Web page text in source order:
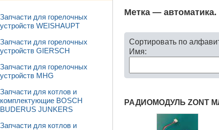
Запчасти для горелочных
устройств WEISHAUPT
Запчасти для горелочных
устройств GIERSCH
Запчасти для горелочных
устройств MHG
Запчасти для котлов и
комплектующие BOSCH
BUDERUS JUNKERS
Запчасти для котлов и
Метка — автоматика.
Сортировать по
Имя:
РАДИОМОДУЛЬ ZONT